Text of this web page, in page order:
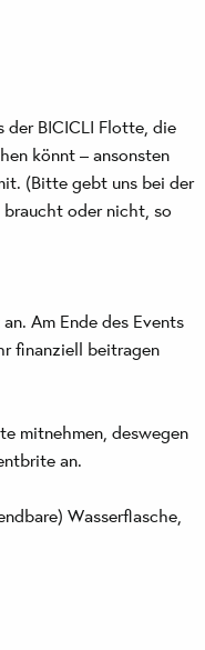
der BICICLI Flotte, die
könnt – ansonsten
(Bitte gebt uns bei der
braucht oder nicht, so
Am Ende des Events
finanziell beitragen
mitnehmen, deswegen
an.
Wasserflasche,